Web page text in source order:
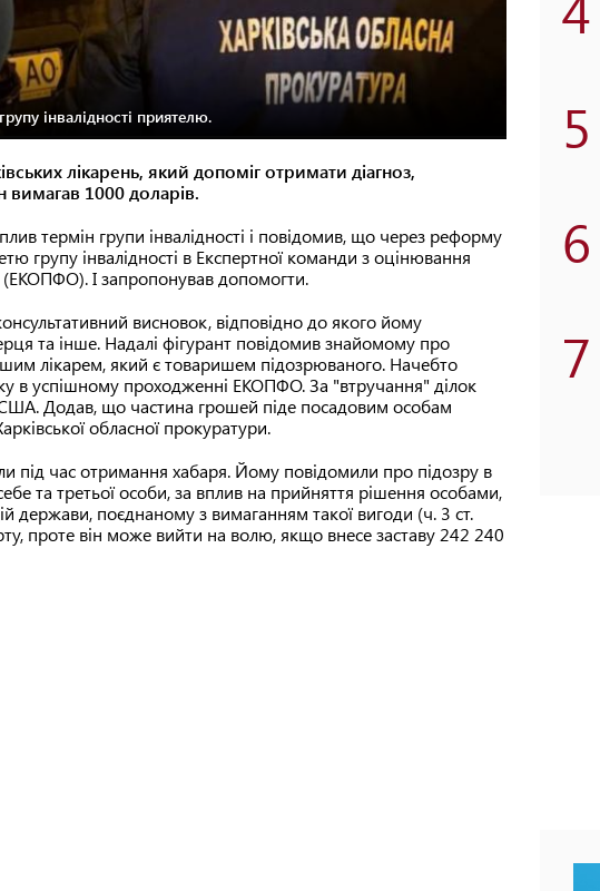
інвалідності приятелю.
лікарень, який допоміг отримати діагноз,
вимагав 1000 доларів.
термін групи інвалідності і повідомив, що через реформу
групу інвалідності в Експертної команди з оцінювання
І запропонував допомогти.
висновок, відповідно до якого йому
та інше. Надалі фігурант повідомив знайомому про
лікарем, який є товаришем підозрюваного. Начебто
в успішному проходженні ЕКОПФО. За "втручання" ділок
США. Додав, що частина грошей піде посадовим особам
обласної прокуратури.
під час отримання хабаря. Йому повідомили про підозру в
та третьої особи, за вплив на прийняття рішення особами,
поєднаному з вимаганням такої вигоди (ч. 3 ст.
проте він може вийти на волю, якщо внесе заставу 242 240
5
6
7